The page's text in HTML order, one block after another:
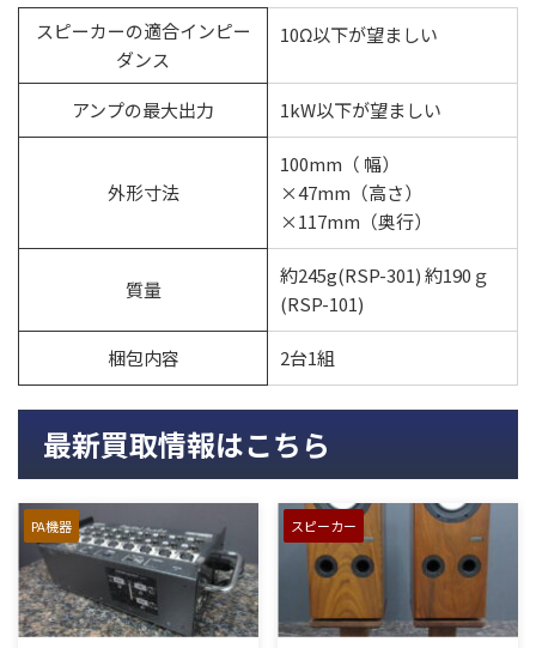
スピーカーの適合インピー
ダンス
10Ω以下が望ましい
アンプの最大出力 1kW以下が望ましい
外形寸法
100mm（ 幅）
×47mm（高さ）
×117mm（奥行）
質量
約245g(RSP-301) 約190ｇ
(RSP-101)
梱包内容 2台1組
最新買取情報はこちら
PA機器 スピーカー